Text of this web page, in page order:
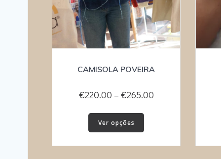
CAMISOLA POVEIRA
€220.00 – €265.00Price
€265.00
Ver opções
This